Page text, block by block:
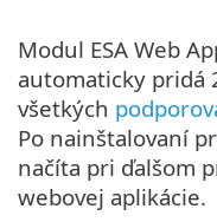
Modul ESA Web
automaticky pridá
všetkých
Po nainštalovaní
načíta pri ďalšom
webovej aplikácie.